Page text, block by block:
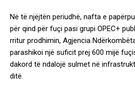
Në të njëjtën periudhë, nafta e
për qind për fuçi pasi grupi OPEC+
rritur prodhimin, Agjencia
parashikoi një suficit prej 600 mijë
dakord të ndalojë sulmet në
ditë.